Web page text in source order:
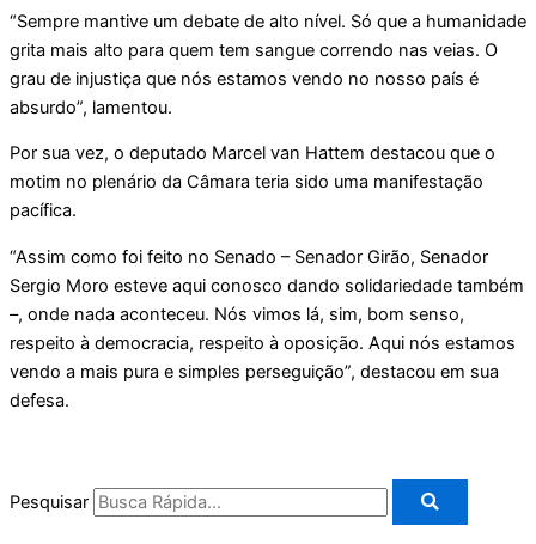
“Sempre mantive um debate de alto nível. Só que a humanidade
grita mais alto para quem tem sangue correndo nas veias. O
grau de injustiça que nós estamos vendo no nosso país é
absurdo”, lamentou.
Por sua vez, o deputado Marcel van Hattem destacou que o
motim no plenário da Câmara teria sido uma manifestação
pacífica.
“Assim como foi feito no Senado – Senador Girão, Senador
Sergio Moro esteve aqui conosco dando solidariedade também
–, onde nada aconteceu. Nós vimos lá, sim, bom senso,
respeito à democracia, respeito à oposição. Aqui nós estamos
vendo a mais pura e simples perseguição”, destacou em sua
defesa.
Pesquisar